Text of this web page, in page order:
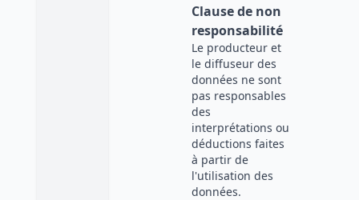
Clause de non
responsabilité
Le producteur et
le diffuseur des
données ne sont
pas responsables
des
interprétations ou
déductions faites
à partir de
l'utilisation des
données.